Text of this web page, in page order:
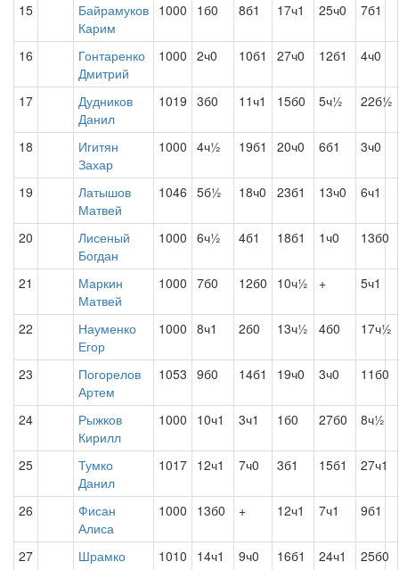
15
Байрамуков
Карим
1000 1б0 8б1 17ч1 25ч0 7б1
16
Гонтаренко
Дмитрий
1000 2ч0 10б1 27ч0 12б1 4ч0
17
Дудников
Данил
1019 3б0 11ч1 15б0 5ч½ 22б½
18
Игитян
Захар
1000 4ч½ 19б1 20ч0 6б1 3ч0
19
Латышов
Матвей
1046 5б½ 18ч0 23б1 13ч0 6ч1
20
Лисеный
Богдан
1000 6ч½ 4б1 18б1 1ч0 13б0
21
Маркин
Матвей
1000 7б0 12б0 10ч½ + 5ч1
22
Науменко
Егор
1000 8ч1 2б0 13ч½ 4б0 17ч½
23
Погорелов
Артем
1053 9б0 14б1 19ч0 3ч0 11б0
24
Рыжков
Кирилл
1000 10ч1 3ч1 1б0 27б0 8ч½
25
Тумко
Данил
1017 12ч1 7ч0 3б1 15б1 27ч1
26
Фисан
Алиса
1000 13б0 + 12ч1 7ч1 9б1
27
Шрамко
1010 14ч1 9ч0 16б1 24ч1 25б0